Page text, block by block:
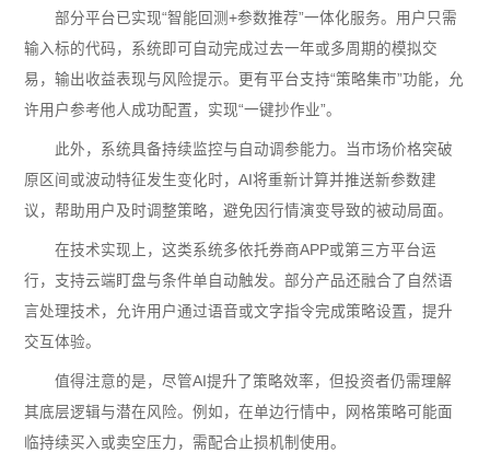
部分平台已实现“智能回测+参数推荐”一体化服务。用户只需
输入标的代码，系统即可自动完成过去一年或多周期的模拟交
易，输出收益表现与风险提示。更有平台支持“策略集市”功能，允
许用户参考他人成功配置，实现“一键抄作业”。
此外，系统具备持续监控与自动调参能力。当市场价格突破
原区间或波动特征发生变化时，AI将重新计算并推送新参数建
议，帮助用户及时调整策略，避免因行情演变导致的被动局面。
在技术实现上，这类系统多依托券商APP或第三方平台运
行，支持云端盯盘与条件单自动触发。部分产品还融合了自然语
言处理技术，允许用户通过语音或文字指令完成策略设置，提升
交互体验。
值得注意的是，尽管AI提升了策略效率，但投资者仍需理解
其底层逻辑与潜在风险。例如，在单边行情中，网格策略可能面
临持续买入或卖空压力，需配合止损机制使用。